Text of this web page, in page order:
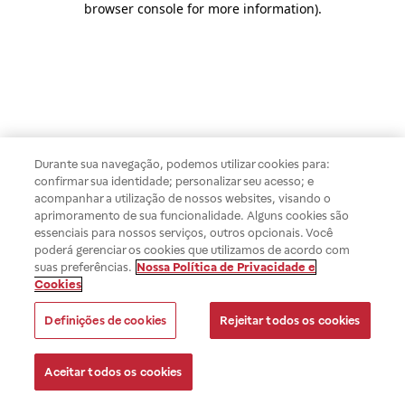
browser console for more information).
Durante sua navegação, podemos utilizar cookies para:
confirmar sua identidade; personalizar seu acesso; e
acompanhar a utilização de nossos websites, visando o
aprimoramento de sua funcionalidade. Alguns cookies são
essenciais para nossos serviços, outros opcionais. Você
poderá gerenciar os cookies que utilizamos de acordo com
suas preferências. Nossa Política de Privacidade e
Cookies
Definições de cookies Rejeitar todos os cookies
Aceitar todos os cookies